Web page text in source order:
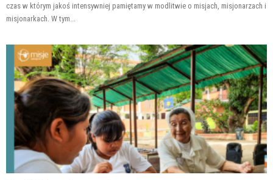
czas w którym jakoś intensywniej pamiętamy w modlitwie o misjach, misjonarzach i
misjonarkach. W tym...